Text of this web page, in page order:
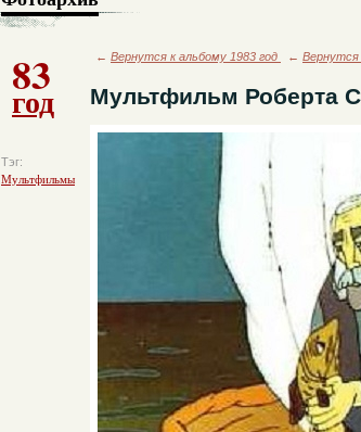
83
год
Тэг:
Мультфильмы
← Вернутся к альбому 1983 год ←
Мультфильм Роберта